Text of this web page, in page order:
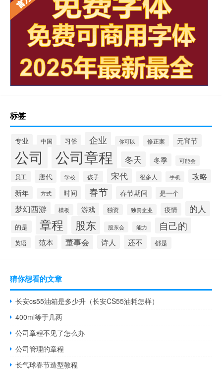
标签
专业 中国 习俗 企业 你可以 修正案 元宵节
公司 公司章程 冬天 冬季 可能会
员工 唐代 学校 孩子 宋代 很多人 手机 攻略
新年 方式 时间 春节 春节期间 是一个
梦幻西游 模板 游戏 独资 独资企业 疫情 的人
的是 章程 股东 股东会 能力 自己的
英语 范本 董事会 诗人 还不 都是
猜你想看的文章
长安cs55油箱是多少升（长安CS55油耗怎样）
400ml等于几两
公司章程不见了怎么办
公司管理的章程
长气球春节造型教程